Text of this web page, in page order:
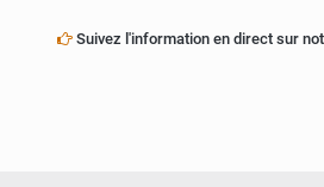
Suivez l'information en direct sur